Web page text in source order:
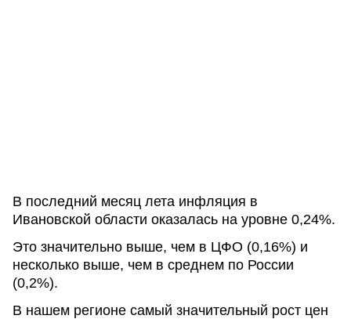
В последний месяц лета инфляция в
Ивановской области оказалась на уровне 0,24%.
Это значительно выше, чем в ЦФО (0,16%) и
несколько выше, чем в среднем по России
(0,2%).
В нашем регионе самый значительный рост цен